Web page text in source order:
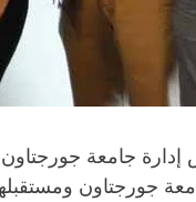
جامعة
جورجتاون